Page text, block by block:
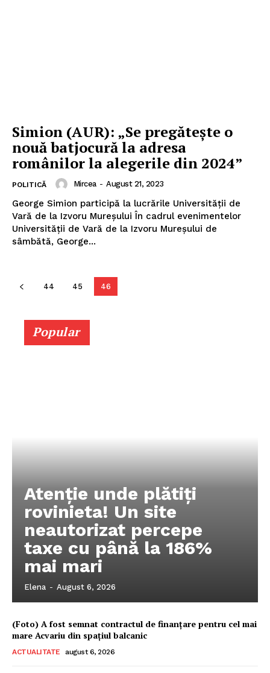
Simion (AUR): „Se pregătește o
nouă batjocură la adresa
românilor la alegerile din 2024”
POLITICĂ Mircea - August 21, 2023
George Simion participă la lucrările Universității de
Vară de la Izvoru Mureșului În cadrul evenimentelor
Universității de Vară de la Izvoru Mureșului de
sâmbătă, George...
44 45 46
Popular
Atenție unde plătiți
rovinieta! Un site
neautorizat percepe
taxe cu până la 186%
mai mari
Elena - August 6, 2026
(Foto) A fost semnat contractul de finanțare pentru cel mai
mare Acvariu din spațiul balcanic
ACTUALITATE august 6, 2026